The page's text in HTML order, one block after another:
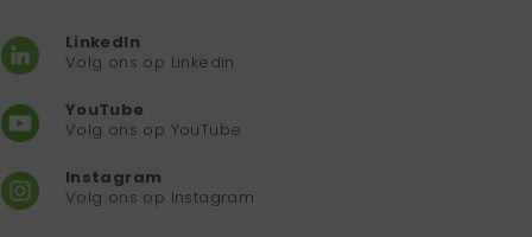
LinkedIn
Volg ons op Linkedin
YouTube
Volg ons op YouTube
Instagram
Volg ons op Instagram